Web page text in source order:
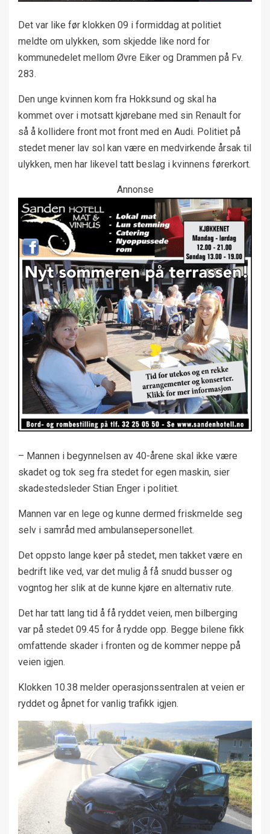
Det var like før klokken 09 i formiddag at politiet
meldte om ulykken, som skjedde like nord for
kommunedelet mellom Øvre Eiker og Drammen på Fv.
283.
Den unge kvinnen kom fra Hokksund og skal ha
kommet over i motsatt kjørebane med sin Renault for
så å kollidere front mot front med en Audi. Politiet på
stedet mener lav sol kan være en medvirkende årsak til
ulykken, men har likevel tatt beslag i kvinnens førerkort.
Annonse
– Mannen i begynnelsen av 40-årene skal ikke være
skadet og tok seg fra stedet for egen maskin, sier
skadestedsleder Stian Enger i politiet.
Mannen var en lege og kunne dermed friskmelde seg
selv i samråd med ambulansepersonellet.
Det oppsto lange køer på stedet, men takket være en
bedrift like ved, var det mulig å få snudd busser og
vogntog her slik at de kunne kjøre en alternativ rute.
Det har tatt lang tid å få ryddet veien, men bilberging
var på stedet 09.45 for å rydde opp. Begge bilene fikk
omfattende skader i fronten og de kommer neppe på
veien igjen.
Klokken 10.38 melder operasjonssentralen at veien er
ryddet og åpnet for vanlig trafikk igjen.